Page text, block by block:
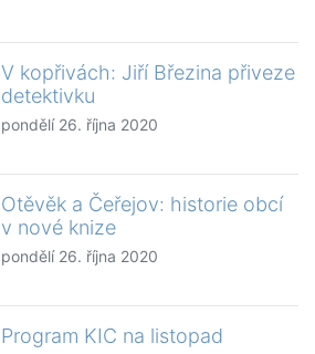
V kopřivách: Jiří Březina přiveze
detektivku
pondělí 26. října 2020
Otěvěk a Čeřejov: historie obcí
v nové knize
pondělí 26. října 2020
Program KIC na listopad